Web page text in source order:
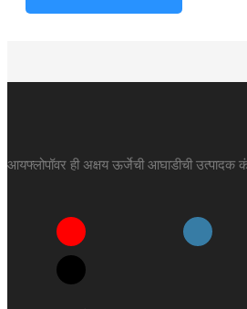
आयफ्लोपॉवर ही अक्षय ऊर्जेची आघाडीची उत्पादक